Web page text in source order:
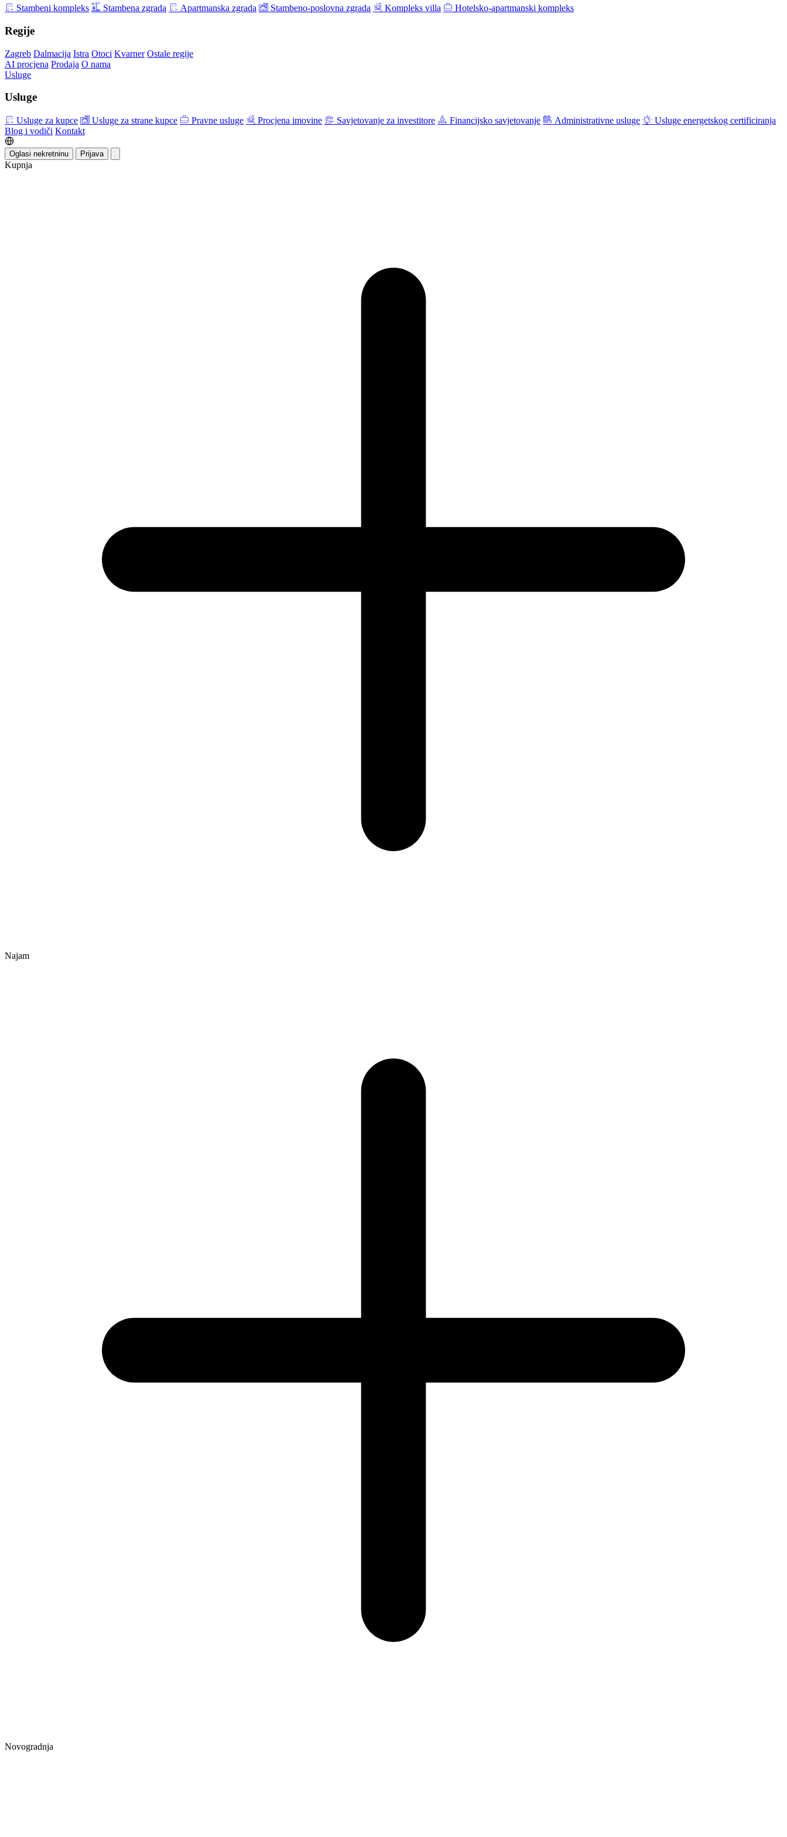
Stambeni kompleks Stambena zgrada Apartmanska zgrada Stambeno-poslovna zgrada Kompleks villa Hotelsko-apartmanski kompleks
Regije
Zagreb Dalmacija Istra Otoci Kvarner Ostale regije
AI procjena Prodaja O nama
Usluge
Usluge
Usluge za kupce Usluge za strane kupce Pravne usluge Procjena imovine Savjetovanje za investitore Financijsko savjetovanje Administrativne usluge
Usluge energetskog certificiranja
Blog i vodiči Kontakt
Oglasi nekretninu Prijava
Kupnja
Najam
Novogradnja